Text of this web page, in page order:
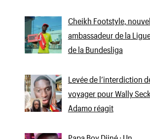
Cheikh Footstyle, nouvel
ambassadeur de la
de la Bundesliga
Levée de l’interdiction
voyager pour Wally
Adamo réagit